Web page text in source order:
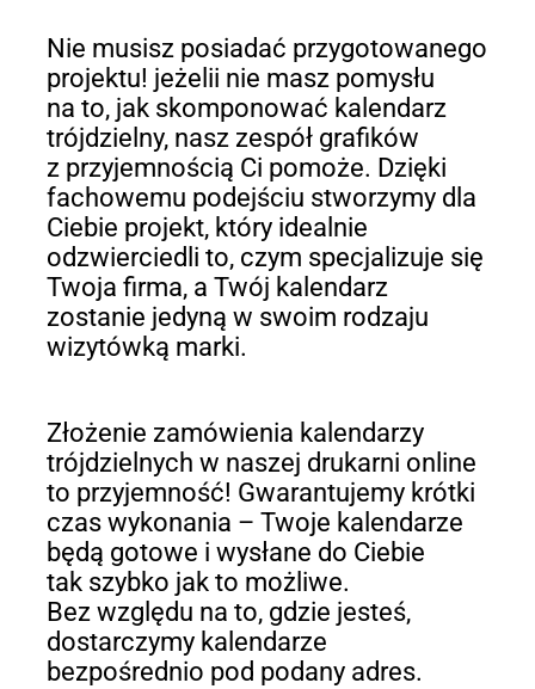
Nie musisz posiadać przygotowanego
projektu! jeżelii nie masz pomysłu
na to, jak skomponować kalendarz
trójdzielny, nasz zespół grafików
z przyjemnością Ci pomoże. Dzięki
fachowemu podejściu stworzymy dla
Ciebie projekt, który idealnie
odzwierciedli to, czym specjalizuje się
Twoja firma, a Twój kalendarz
zostanie jedyną w swoim rodzaju
wizytówką marki.
Złożenie zamówienia kalendarzy
trójdzielnych w naszej drukarni online
to przyjemność! Gwarantujemy krótki
czas wykonania – Twoje kalendarze
będą gotowe i wysłane do Ciebie
tak szybko jak to możliwe.
Bez względu na to, gdzie jesteś,
dostarczymy kalendarze
bezpośrednio pod podany adres.